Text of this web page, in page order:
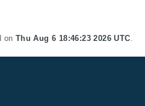
on Thu Aug 6 18:46:23 2026 UTC.